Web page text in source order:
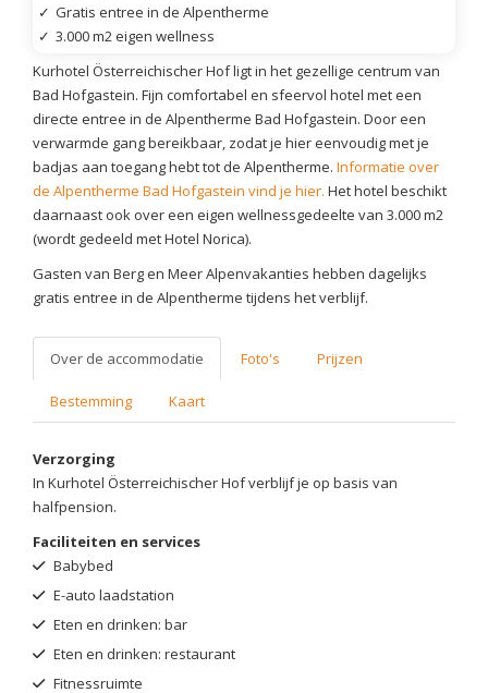
✓ Gratis entree in de Alpentherme
✓ 3.000 m2 eigen wellness
Kurhotel Österreichischer Hof ligt in het gezellige centrum van
Bad Hofgastein. Fijn comfortabel en sfeervol hotel met een
directe entree in de Alpentherme Bad Hofgastein. Door een
verwarmde gang bereikbaar, zodat je hier eenvoudig met je
badjas aan toegang hebt tot de Alpentherme. Informatie over
de Alpentherme Bad Hofgastein vind je hier. Het hotel beschikt
daarnaast ook over een eigen wellnessgedeelte van 3.000 m2
(wordt gedeeld met Hotel Norica).
Gasten van Berg en Meer Alpenvakanties hebben dagelijks
gratis entree in de Alpentherme tijdens het verblijf.
Over de accommodatie Foto's Prijzen
Bestemming Kaart
Verzorging
In Kurhotel Österreichischer Hof verblijf je op basis van
halfpension.
Faciliteiten en services
Babybed
E-auto laadstation
Eten en drinken: bar
Eten en drinken: restaurant
Fitnessruimte